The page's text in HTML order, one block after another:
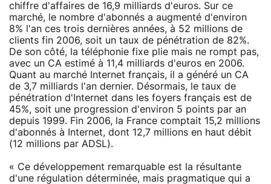
chiffre d'affaires de 16,9 milliards d'euros. Sur ce
marché, le nombre d'abonnés a augmenté d'environ
8% l'an ces trois dernières années, à 52 millions de
clients fin 2006, soit un taux de pénétration de 82%.
De son côté, la téléphonie fixe plie mais ne rompt pas,
avec un CA estimé à 11,4 milliards d'euros en 2006.
Quant au marché Internet français, il a généré un CA
de 3,7 milliards l'an dernier. Désormais, le taux de
pénétration d'Internet dans les foyers français est de
45%, soit une progression d'environ 5 points par an
depuis 1999. Fin 2006, la France comptait 15,2 millions
d'abonnés à Internet, dont 12,7 millions en haut débit
(12 millions par ADSL).
« Ce développement remarquable est la résultante
d'une régulation déterminée, mais pragmatique qui a